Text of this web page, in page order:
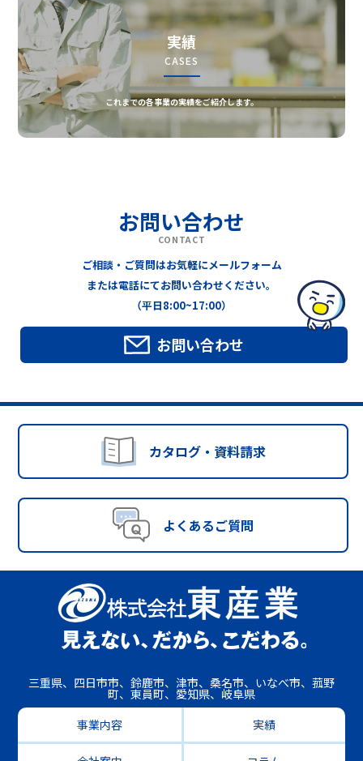
実績
CASES
これまでの各事業の実績をご紹介します。
お問い合わせ
CONTACT
ご相談・ご質問はお気軽にメールフォーム
または電話にてお問い合わせください。
（平日8:00~17:00）
お問い合わせ
カタログ・資料請求
よくあるご質問
三重県、四日市市、鈴鹿市、津市、桑名市、いなべ市、菰野
町、東員町、愛知県、岐阜県
事業内容
実績